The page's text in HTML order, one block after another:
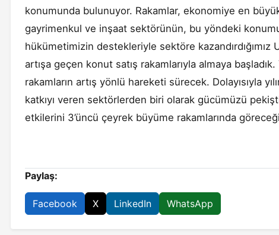
konumunda bulunuyor. Rakamlar, ekonomiye en
gayrimenkul ve inşaat sektörünün, bu yöndeki
hükümetimizin destekleriyle sektöre kazandırdığımız
artışa geçen konut satış rakamlarıyla almaya
rakamların artış yönlü hareketi sürecek. Dolayısıyla
katkıyı veren sektörlerden biri olarak gücümüzü
etkilerini 3’üncü çeyrek büyüme rakamlarında
Paylaş:
Facebook X LinkedIn WhatsApp